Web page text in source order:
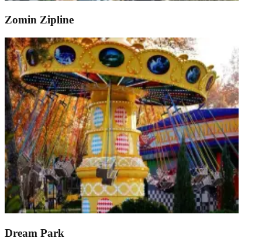
Zomin Zipline
Dream Park